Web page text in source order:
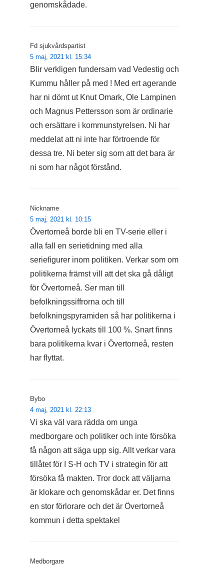
genomskådade.
Fd sjukvårdspartist
5 maj, 2021 kl. 15:34
Blir verkligen fundersam vad Vedestig och
Kummu håller på med ! Med ert agerande
har ni dömt ut Knut Omark, Ole Lampinen
och Magnus Pettersson som är ordinarie
och ersättare i kommunstyrelsen. Ni har
meddelat att ni inte har förtroende för
dessa tre. Ni beter sig som att det bara är
ni som har något förstånd.
Nickname
5 maj, 2021 kl. 10:15
Övertorneå borde bli en TV-serie eller i
alla fall en serietidning med alla
seriefigurer inom politiken. Verkar som om
politikerna främst vill att det ska gå dåligt
för Övertorneå. Ser man till
befolkningssiffrorna och till
befolkningspyramiden så har politikerna i
Övertorneå lyckats till 100 %. Snart finns
bara politikerna kvar i Övertorneå, resten
har flyttat.
Bybo
4 maj, 2021 kl. 22:13
Vi ska väl vara rädda om unga
medborgare och politiker och inte försöka
få någon att säga upp sig. Allt verkar vara
tillåtet för I S-H och TV i strategin för att
försöka få makten. Tror dock att väljarna
är klokare och genomskådar er. Det finns
en stor förlorare och det är Övertorneå
kommun i detta spektakel
Medborgare